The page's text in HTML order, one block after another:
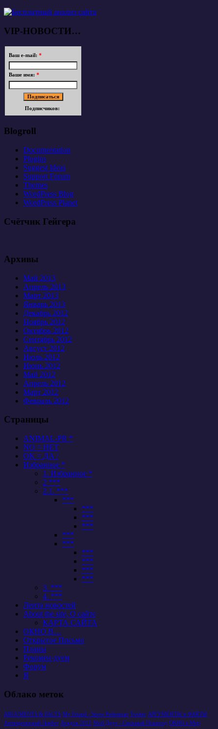
VIP-НОВОСТИ…
Ваш e-mail: *
Ваше имя: *
Подписчиков:
Blogroll
Documentation
Plugins
Suggest Ideas
Support Forum
Themes
WordPress Blog
WordPress Planet
Счётчик Гейгера
Архивы
Май 2013
Апрель 2013
Март 2013
Январь 2013
Декабрь 2012
Ноябрь 2012
Октябрь 2012
Сентябрь 2012
Август 2012
Июль 2012
Июнь 2012
Май 2012
Апрель 2012
Март 2012
Февраль 2012
Страницы
ANIMAL-PR *
NO = НЕТ
OK = ДА /
Избранное *
1. Избранное *
2 ***
2.1. ***
***
***
***
***
***
***
***
***
***
***
3. ***
4. ***
Лента новостей
About the site, О сайте
КАРТА САЙТА
ОКНО В…
Открытое Письмо
Планы
Рекомен-дуем
Форум
Я
Облако меток
ARGUMENTS & FACTS My Friend - Snow Pedestrian Twitter АРГУМЕНТЫ и ФАКТЫ
Антикризисный Ликбез Лондон 2012 Мой Друг - Снежный Пешеход ОКНО в Мир